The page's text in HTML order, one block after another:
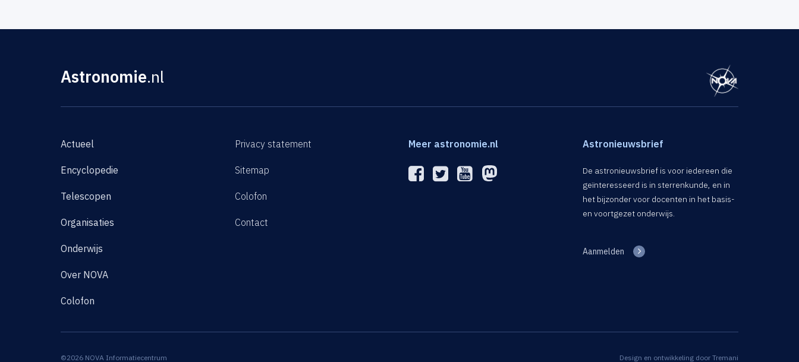
Astronomie.nl
Actueel
Encyclopedie
Telescopen
Organisaties
Onderwijs
Over NOVA
Colofon
Privacy statement
Sitemap
Colofon
Contact
Meer astronomie.nl Astronieuwsbrief
De astronieuwsbrief is voor iedereen die
geïnteresseerd is in sterrenkunde, en in
het bijzonder voor docenten in het basis-
en voortgezet onderwijs.
Aanmelden
©2026 NOVA Informatiecentrum Design en ontwikkeling door Tremani